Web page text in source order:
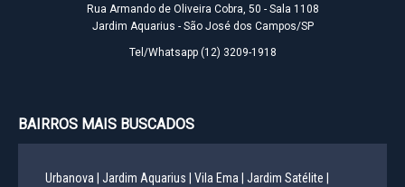
Rua Armando de Oliveira Cobra, 50 - Sala 1108
Jardim Aquarius - São José dos Campos/SP
Tel/Whatsapp (12) 3209-1918
BAIRROS MAIS BUSCADOS
Urbanova | Jardim Aquarius | Vila Ema |
Jardim Satélite |